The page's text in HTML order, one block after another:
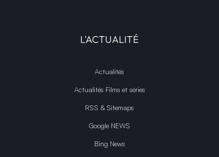
L'ACTUALITÉ
Actualités
Actualités Films et séries
RSS & Sitemaps
Google NEWS
Bing News